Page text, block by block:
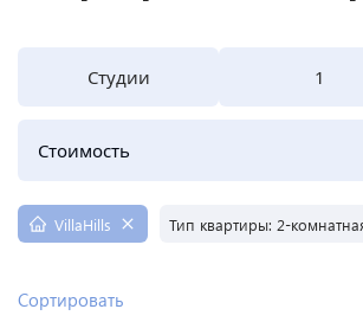
Студии 1
Стоимость
VillaHills Тип квартиры: 2-
Сортировать